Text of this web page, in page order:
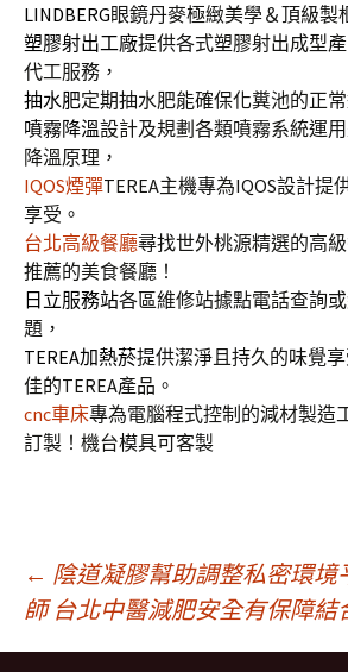
LINDBERG眼鏡丹麥極緻美學＆頂級製
塑膠射出工廠提供各式塑膠射出成型
代工服務，
抽水肥定期抽水肥能確保化糞池的正
噴霧降溫設計及規劃各類噴霧系統運
降溫原理，
IQOS煙彈TEREA主機專為IQOS設計提
享受。
台北高級餐廳尋找世外桃源精選的高
推薦的美食餐廳！
日立服務站各區維修站據點電話查詢
題，
TEREA加熱菸提供潔淨且持久的味覺
佳的TEREA產品。
cnc車床專為電腦程式控制的減材製造
訂製！機台模具可客製
文
← 陰道凝膠幫助調整私密環境
師 台北中醫減肥安全有保障